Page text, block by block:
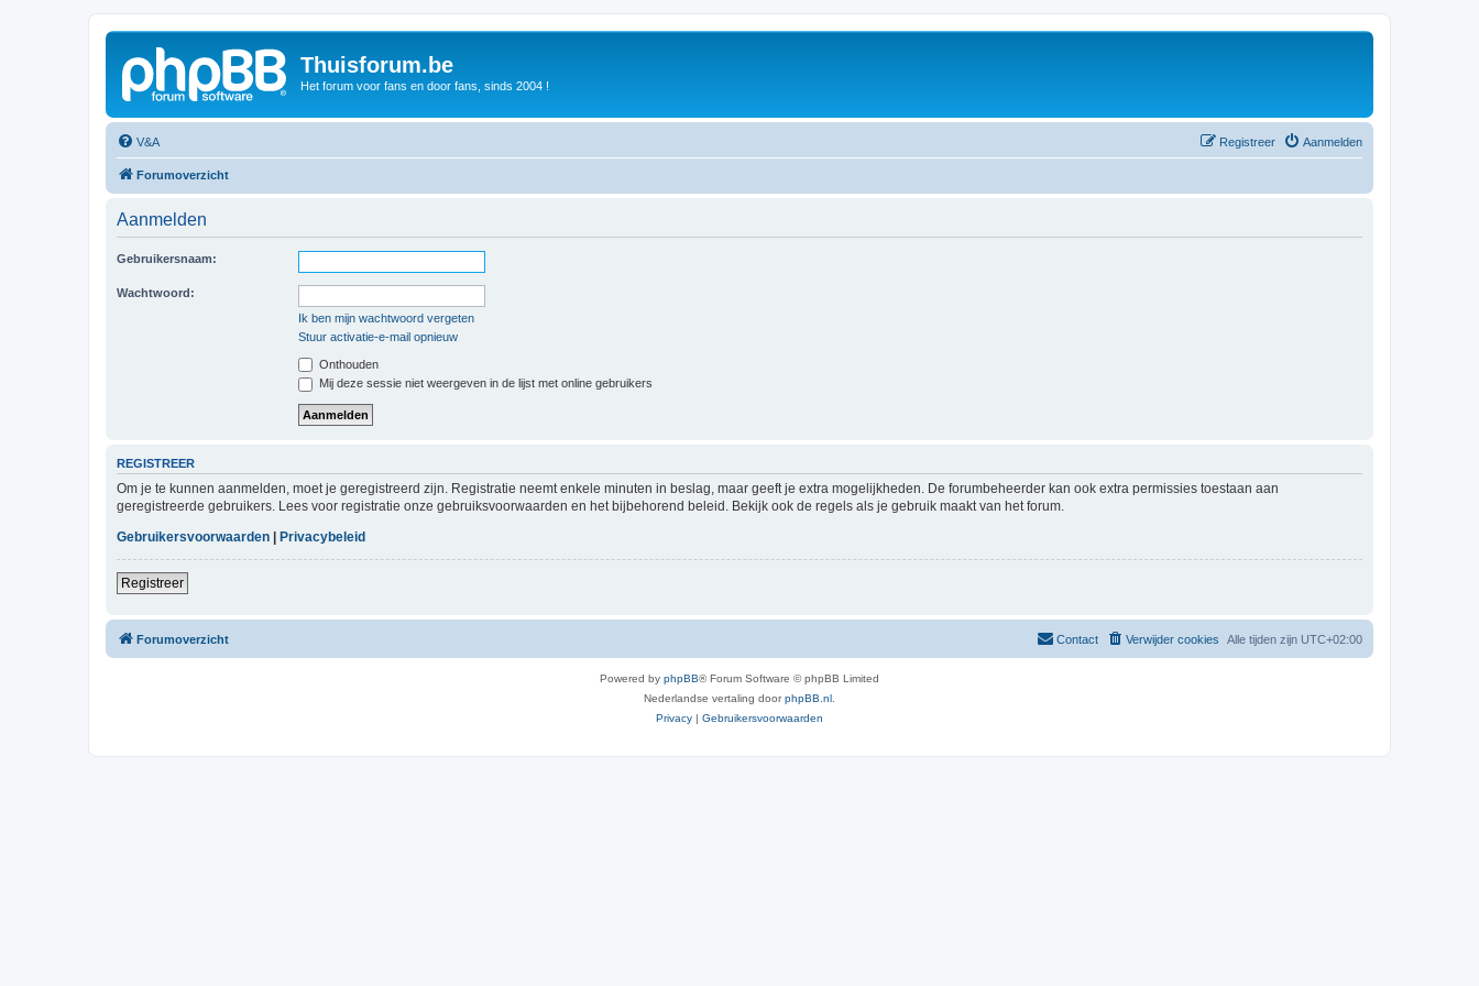
Thuisforum.be
Het forum voor fans en door fans, sinds 2004 !
V&A Aanmelden
Registreer
Forumoverzicht
Aanmelden
Gebruikersnaam:
Wachtwoord:
Ik ben mijn wachtwoord vergeten
Stuur activatie-e-mail opnieuw
Onthouden
Mij deze sessie niet weergeven in de lijst met online gebruikers
REGISTREER
Om je te kunnen aanmelden, moet je geregistreerd zijn. Registratie neemt enkele minuten in beslag, maar geeft je extra mogelijkheden. De forumbeheerder kan ook extra permissies toestaan aan
geregistreerde gebruikers. Lees voor registratie onze gebruiksvoorwaarden en het bijbehorend beleid. Bekijk ook de regels als je gebruik maakt van het forum.
Gebruikersvoorwaarden
Privacybeleid
Registreer
Forumoverzicht Alle tijden zijn UTC+02:00
Verwijder cookies
Contact
Powered by phpBB® Forum Software © phpBB Limited
Nederlandse vertaling doorphpBB.nl.
Privacy | Gebruikersvoorwaarden